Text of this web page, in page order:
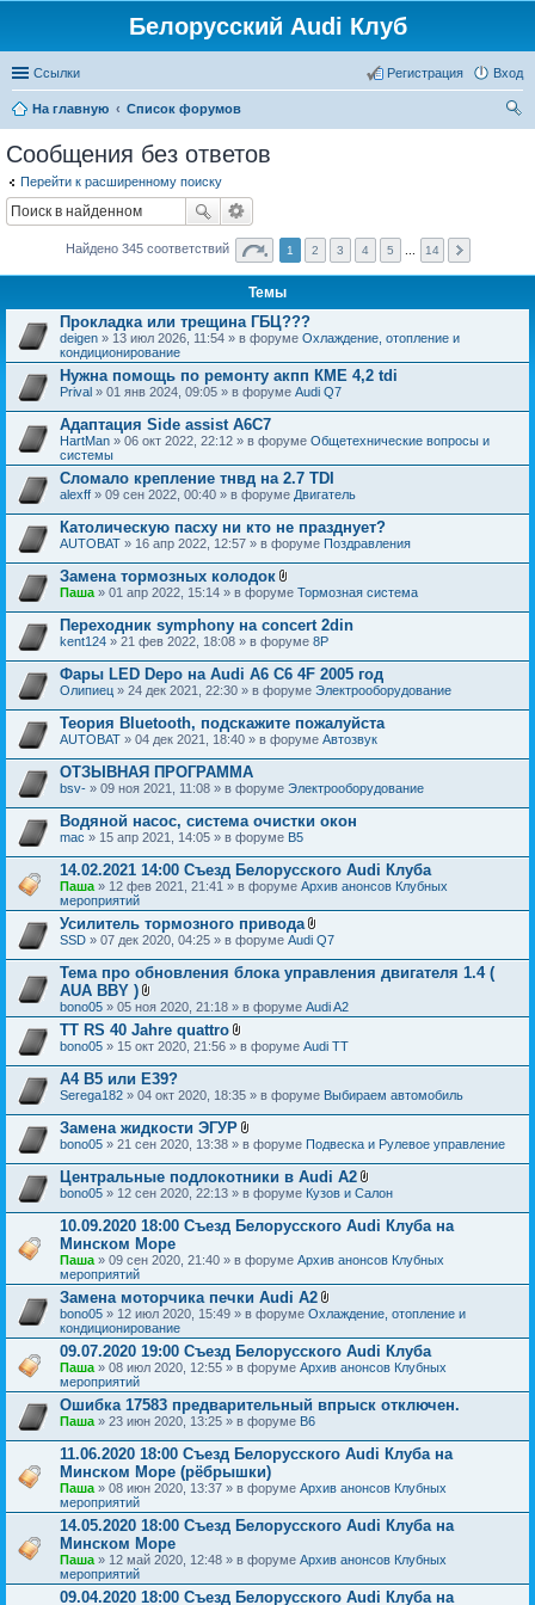
Белорусский Audi Клуб
Ссылки Вход
Регистрация
На главную
Список форумов
Сообщения без ответов
Перейти к расширенному поиску
Найдено 345 соответствий 1 2 3 4 5 14
Темы
Прокладка или трещина ГБЦ???
deigen » 13 июл 2026, 11:54 » в форуме Охлаждение, отопление и
кондиционирование
Нужна помощь по ремонту акпп КМЕ 4,2 tdi
Prival » 01 янв 2024, 09:05 » в форуме Audi Q7
Адаптация Side assist A6C7
HartMan » 06 окт 2022, 22:12 » в форуме Общетехнические вопросы и
системы
Сломало крепление тнвд на 2.7 TDI
alexff » 09 сен 2022, 00:40 » в форуме Двигатель
Католическую пасху ни кто не празднует?
AUTOBAT » 16 апр 2022, 12:57 » в форуме Поздравления
Замена тормозных колодок
В
о
ж
е
н
и
я
Паша » 01 апр 2022, 15:14 » в форуме Тормозная система
Переходник symphony на concert 2din
kent124 » 21 фев 2022, 18:08 » в форуме 8P
Фары LED Depo на Audi A6 C6 4F 2005 год
Олипиец » 24 дек 2021, 22:30 » в форуме Электрооборудование
Теория Bluetooth, подскажите пожалуйста
AUTOBAT » 04 дек 2021, 18:40 » в форуме Автозвук
ОТЗЫВНАЯ ПРОГРАММА
bsv- » 09 ноя 2021, 11:08 » в форуме Электрооборудование
Водяной насос, система очистки окон
mac » 15 апр 2021, 14:05 » в форуме B5
14.02.2021 14:00 Съезд Белорусского Audi Клуба
Паша » 12 фев 2021, 21:41 » в форуме Архив анонсов Клубных
мероприятий
Усилитель тормозного привода
В
л
о
ж
н
и
SSD » 07 дек 2020, 04:25 » в форуме Audi Q7
Тема про обновления блока управления двигателя 1.4 (
AUA BBY )
В
л
о
ж
н
и
я
bono05 » 05 ноя 2020, 21:18 » в форуме Audi A2
TT RS 40 Jahre quattro
В
о
е
н
и
я
bono05 » 15 окт 2020, 21:56 » в форуме Audi TT
A4 B5 или E39?
Serega182 » 04 окт 2020, 18:35 » в форуме Выбираем автомобиль
Замена жидкости ЭГУР
В
о
ж
е
н
и
bono05 » 21 сен 2020, 13:38 » в форуме Подвеска и Рулевое управление
Центральные подлокотники в Audi A2
В
о
ж
н
я
bono05 » 12 сен 2020, 22:13 » в форуме Кузов и Салон
10.09.2020 18:00 Съезд Белорусского Audi Клуба на
Минском Море
Паша » 09 сен 2020, 21:40 » в форуме Архив анонсов Клубных
мероприятий
Замена моторчика печки Audi A2
В
о
ж
е
и
я
bono05 » 12 июл 2020, 15:49 » в форуме Охлаждение, отопление и
кондиционирование
09.07.2020 19:00 Съезд Белорусского Audi Клуба
Паша » 08 июл 2020, 12:55 » в форуме Архив анонсов Клубных
мероприятий
Ошибка 17583 предварительный впрыск отключен.
Паша » 23 июн 2020, 13:25 » в форуме B6
11.06.2020 18:00 Съезд Белорусского Audi Клуба на
Минском Море (рёбрышки)
Паша » 08 июн 2020, 13:37 » в форуме Архив анонсов Клубных
мероприятий
14.05.2020 18:00 Съезд Белорусского Audi Клуба на
Минском Море
Паша » 12 май 2020, 12:48 » в форуме Архив анонсов Клубных
мероприятий
09.04.2020 18:00 Съезд Белорусского Audi Клуба на